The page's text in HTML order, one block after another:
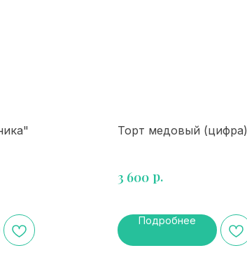
Торт медовый (цифра)
3 600 р.
Подробнее